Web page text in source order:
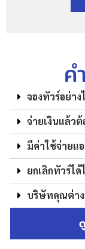
ค
จองทัวร์อย่าง
จ่ายเงินแล้วต้
มีค่าใช้จ่ายแ
ยกเลิกทัวร์ได้
บริษัทคุณต่าง